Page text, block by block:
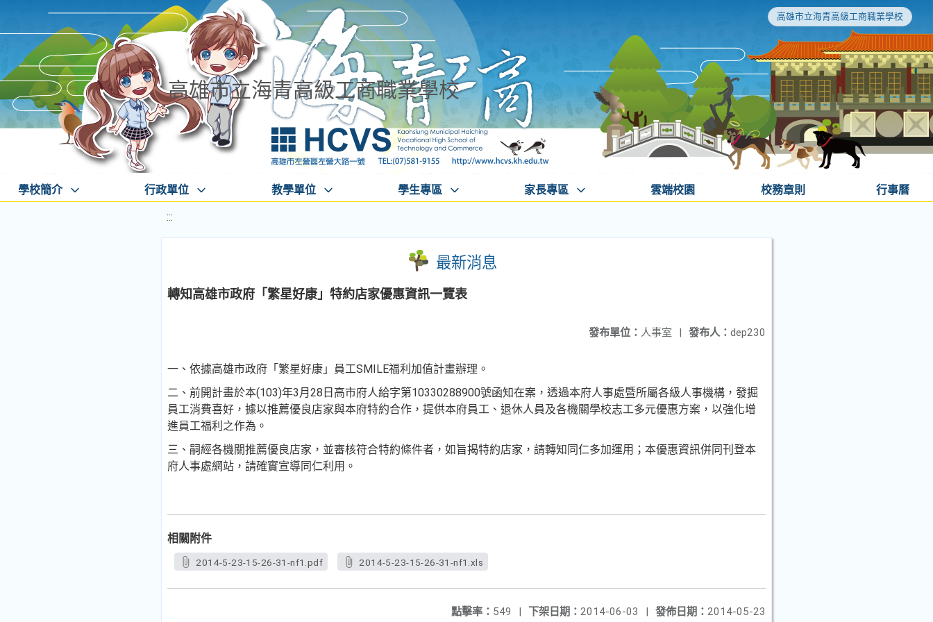
高雄市立海青高級工商職業學校
高雄市立海青高級工商職業學校
學校簡介 行政單位 教學單位 學生專區 家長專區 雲端校園 校務章則 行事曆
:::
最新消息
轉知高雄市政府「繁星好康」特約店家優惠資訊一覽表
發布人： dep230
發布單位： 人事室 |
一、依據高雄市政府「繁星好康」員工SMILE福利加值計畫辦理。
二、前開計畫於本(103)年3月28日高市府人給字第10330288900號函知在案，透過本府人事處暨所屬各級人事機構，發掘
員工消費喜好，據以推薦優良店家與本府特約合作，提供本府員工、退休人員及各機關學校志工多元優惠方案，以強化增
進員工福利之作為。
三、嗣經各機關推薦優良店家，並審核符合特約條件者，如旨揭特約店家，請轉知同仁多加運用；本優惠資訊併同刊登本
府人事處網站，請確實宣導同仁利用。
相關附件
2014-5-23-15-26-31-nf1.pdf 2014-5-23-15-26-31-nf1.xls
發佈日期： 2014-05-23
下架日期： 2014-06-03 |
點擊率： 549 |